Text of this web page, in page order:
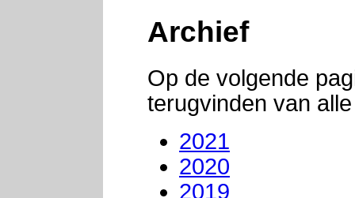
Archief
Op de volgende
terugvinden van
2021
2020
2019